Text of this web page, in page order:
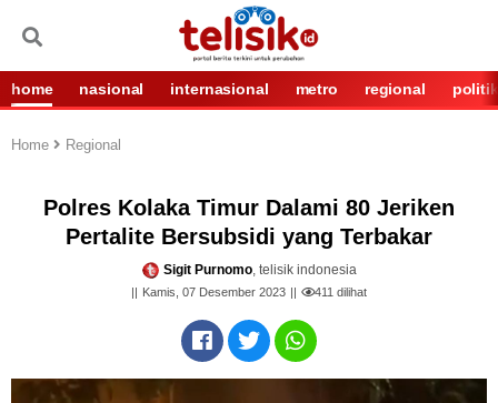
home nasional internasional metro regional politik
Home Regional
Polres Kolaka Timur Dalami 80 Jeriken
Pertalite Bersubsidi yang Terbakar
Sigit Purnomo, telisik indonesia
Kamis, 07 Desember 2023 411 dilihat